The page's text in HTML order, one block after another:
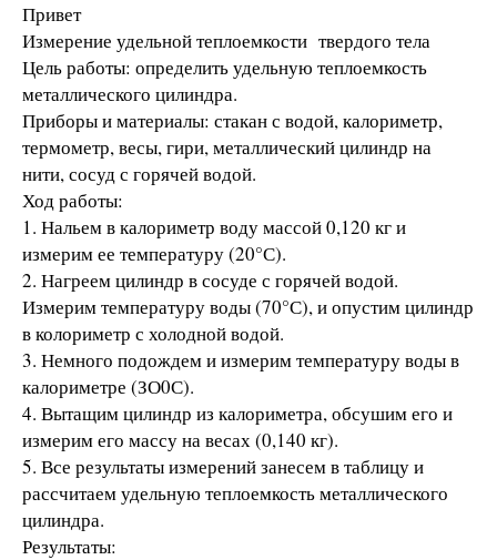
Привет
Измерение удельной теплоемкости твердого тела
Цель работы: определить удельную теплоемкость
металлического цилиндра.
Приборы и материалы: стакан с водой, калориметр,
термометр, весы, гири, металлический цилиндр на
нити, сосуд с горячей водой.
Ход работы:
1. Нальем в калориметр воду массой 0,120 кг и
измерим ее температуру (20°С).
2. Нагреем цилиндр в сосуде с горячей водой.
Измерим температуру воды (70°С), и опустим цилиндр
в колориметр с холодной водой.
3. Немного подождем и измерим температуру воды в
калориметре (ЗО0С).
4. Вытащим цилиндр из калориметра, обсушим его и
измерим его массу на весах (0,140 кг).
5. Все результаты измерений занесем в таблицу и
рассчитаем удельную теплоемкость металлического
цилиндра.
Результаты: